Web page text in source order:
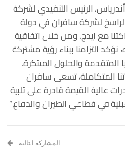
الرئيس التنفيذي لشركة
لشركة سافران في دولة
مع ايدج. ومن خلال اتفاقية
التزامنا ببناء رؤية مشتركة
المتقدمة والحلول المبتكرة.
المتكاملة، تسعى سافران
عالية القيمة قادرة على تلبية
في قطاعي الطيران والدفاع.”
المشاركة التالية